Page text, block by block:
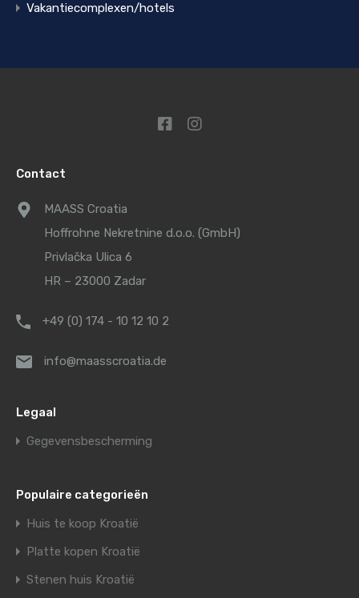
Vakantiecomplexen/hotels
Contact
MAASS Croatia
Hoffrohne Nekretnine d.o.o. (GmbH)
Privlačka Ulica 6
HR – 23000 Zadar
+49 (0) 174 - 10 12 10 2
info@maasscroatia.de
Legaal
Gegevensbescherming
Populaire categorieën
Huis te koop Kroatië
Platte kopen Kroatië
Stenen huis Kroatië